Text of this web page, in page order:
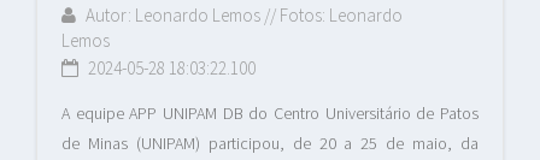
Autor: Leonardo Lemos // Fotos: Leonardo
Lemos
2024-05-28 18:03:22.100
A equipe APP UNIPAM DB do Centro Universitário de Patos
de Minas (UNIPAM) participou, de 20 a 25 de maio, da